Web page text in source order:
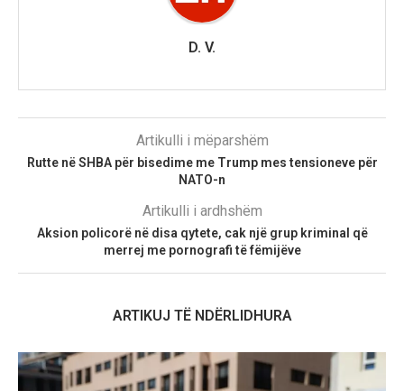
D. V.
Artikulli i mëparshëm
Rutte në SHBA për bisedime me Trump mes tensioneve për
NATO-n
Artikulli i ardhshëm
Aksion policorë në disa qytete, cak një grup kriminal që
merrej me pornografi të fëmijëve
ARTIKUJ TË NDËRLIDHURA